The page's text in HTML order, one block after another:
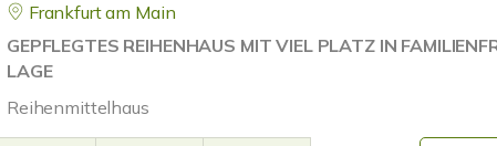
Frankfurt am Main
GEPFLEGTES REIHENHAUS MIT VIEL PLATZ IN
LAGE
Reihenmittelhaus